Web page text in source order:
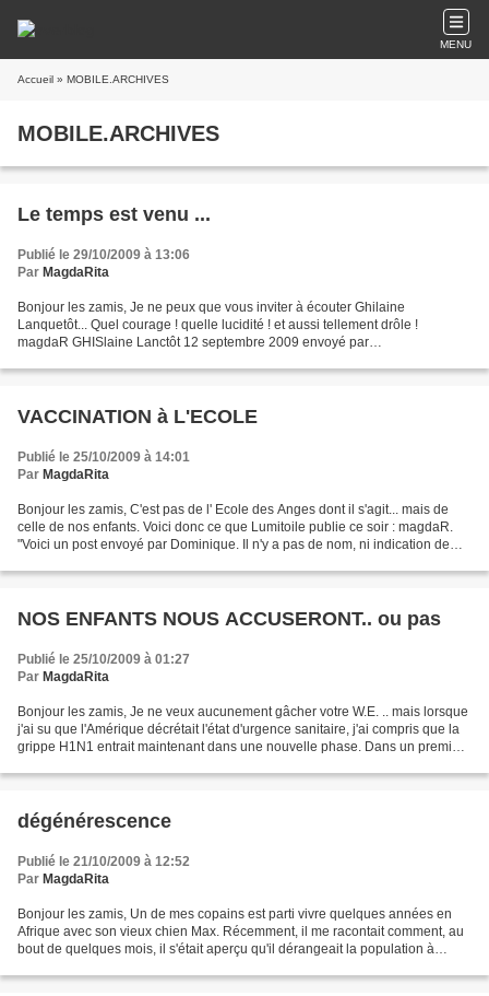
MENU
Accueil » MOBILE.ARCHIVES
MOBILE.ARCHIVES
Le temps est venu ...
Publié le 29/10/2009 à 13:06
Par MagdaRita
Bonjour les zamis, Je ne peux que vous inviter à écouter Ghilaine
Lanquetôt... Quel courage ! quelle lucidité ! et aussi tellement drôle !
magdaR GHISlaine Lanctôt 12 septembre 2009 envoyé par
VACCINATION à L'ECOLE
Publié le 25/10/2009 à 14:01
Par MagdaRita
Bonjour les zamis, C'est pas de l' Ecole des Anges dont il s'agit... mais de
celle de nos enfants. Voici donc ce que Lumitoile publie ce soir : magdaR.
"Voici un post envoyé par Dominique. Il n'y a pas de nom, ni indication de
NOS ENFANTS NOUS ACCUSERONT.. ou pas
Publié le 25/10/2009 à 01:27
Par MagdaRita
Bonjour les zamis, Je ne veux aucunement gâcher votre W.E. .. mais lorsque
j'ai su que l'Amérique décrétait l'état d'urgence sanitaire, j'ai compris que la
grippe H1N1 entrait maintenant dans une nouvelle phase. Dans un premier
dégénérescence
Publié le 21/10/2009 à 12:52
Par MagdaRita
Bonjour les zamis, Un de mes copains est parti vivre quelques années en
Afrique avec son vieux chien Max. Récemment, il me racontait comment, au
bout de quelques mois, il s'était aperçu qu'il dérangeait la population à